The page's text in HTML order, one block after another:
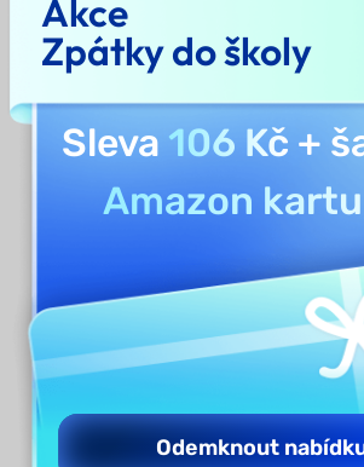
Pro Excel:Pokud chcete
formátu Excel, můžete v
Akce
Zpátky do školy
Sleva 106 Kč +
Amazon
Odemknout